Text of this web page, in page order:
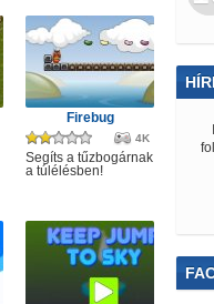
Firebug
4K
Segíts a tűzbogárnak
a túlélésben!